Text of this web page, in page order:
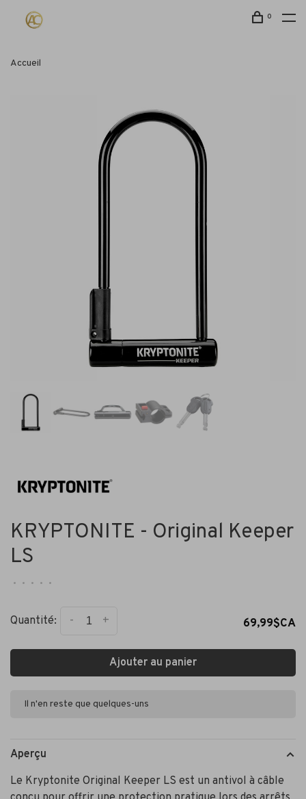
0
Accueil
KRYPTONITE - Original Keeper
LS
• • • • •
Quantité: +
- 69,99$CA
Ajouter au panier
Il n'en reste que quelques-uns
Aperçu
Le Kryptonite Original Keeper LS est un antivol à câble